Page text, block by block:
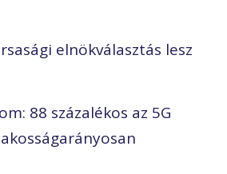
elnökválasztás lesz
88 százalékos az 5G